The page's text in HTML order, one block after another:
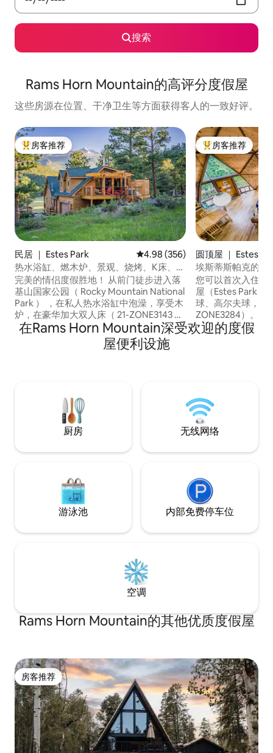
搜索
Rams Horn Mountain的高评分度假屋
这些房源在位置、干净卫生等方面获得客人的一致好评。
热门「房客推荐」
房客推荐
民居 ｜ Estes Park 平均评分 4.98 分（满分 5 分），
4.98 (356)
热水浴缸、燃木炉、景观、烧烤、K床、电
动汽车充电器
完美的情侣度假胜地！ 从前门徒步进入落
基山国家公园（ Rocky Mountain National
Park ） ，在私人热水浴缸中泡澡，享受木
炉，在豪华加大双人床（ 21-ZONE3143 ）
的天窗下为您的汽车充电，在天窗下欣赏
星空。 「我们入住过的最好的爱彼迎房
+步入式淋浴间 禅意单间公寓，可供2人入
住，约2023年
热门「房客推荐」
房客推荐
圆顶屋 ｜ Estes
埃斯蒂斯帕克的传
您可以首次入住传
屋（Estes Park
球、高尔夫球，甚
ZONE3284）。我
眼就能捕捉您的想象力。 + 环
备电动汽车充电
妙的度假胜地，距
钟车程。查看3d楼
在Rams Horn Mountain深受欢迎的度假
屋便利设施
厨房 无线网络
游泳池 内部免费停车位
空调
Rams Horn Mountain的其他优质度假屋
房客推荐
房客推荐